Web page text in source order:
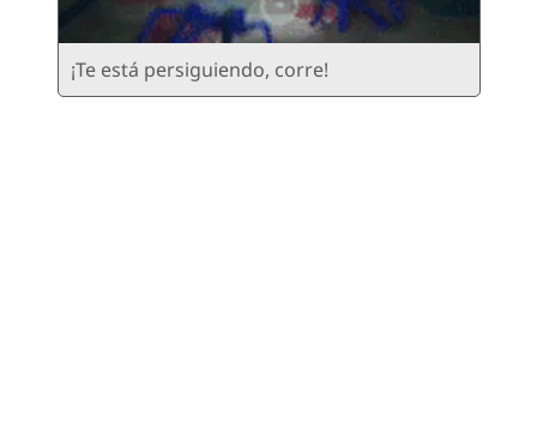
¡Te está persiguiendo, corre!